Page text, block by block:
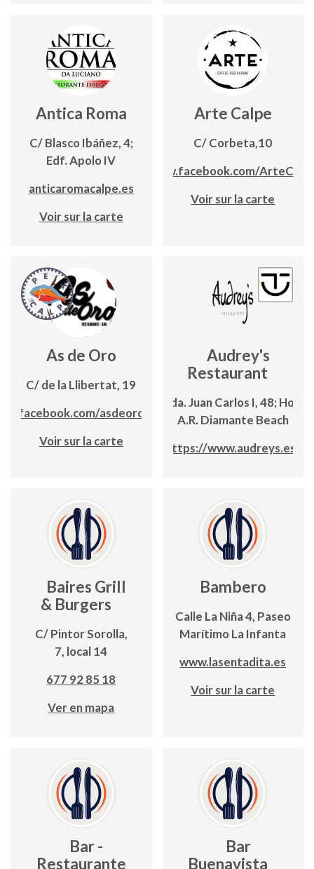
Antica Roma
C/ Blasco Ibáñez, 4;
Edf. Apolo IV
anticaromacalpe.es
Voir sur la carte
Arte Calpe
C/ Corbeta,10
www.facebook.com/
Voir sur la carte
As de Oro
C/ de la Llibertat, 19
asdeorocalpe
Voir sur la carte
Audrey's
Restaurant
Avda. Juan Carlos I, 48; Hotel
A.R. Diamante Beach
https://www.audreys.es/
Baires Grill
& Burgers
C/ Pintor Sorolla,
7, local 14
677 92 85 18
Ver en mapa
Bambero
Calle La Niña 4, Paseo
Marítimo La Infanta
www.lasentadita.es
Voir sur la carte
Bar -
Restaurante
Bar
Buenavista